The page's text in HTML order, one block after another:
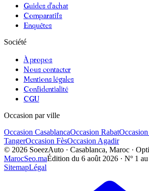
Guides d'achat
Comparatifs
Enquêtes
Société
À propos
Nous contacter
Mentions légales
Confidentialité
CGU
Occasion par ville
Occasion CasablancaOccasion RabatOccasion
TangerOccasion FèsOccasion Agadir
© 2026 SoeezAuto · Casablanca, Maroc ·
MarocSeo.maÉdition du 6 août 2026 · Nº 1
SitemapLégal